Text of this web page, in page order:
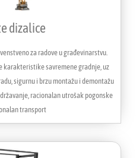
dizalice
za radove u građevinarstvu.
savremene gradnje, uz
sigurnu i brzu montažu i demontažu
racionalan utrošak pogonske
transport